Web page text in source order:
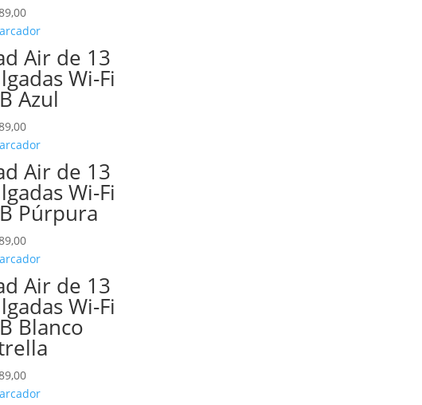
Air de 13
Wi-Fi
Azul
Air de 13
Wi-Fi
Púrpura
Air de 13
Wi-Fi
Blanco